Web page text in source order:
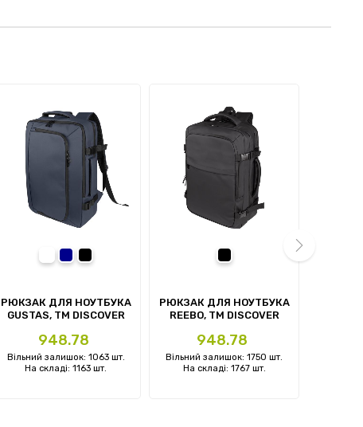
РЮКЗАК ДЛЯ НОУТБУКА
GUSTAS, ТМ DISCOVER
Ціна
948.78
Вільний залишок: 1063 шт.
На складі: 1163 шт.
РЮКЗАК ДЛЯ НОУТБУКА
REEBO, ТМ DISCOVER
Ціна
948.78
Вільний залишок: 1750 шт.
На складі: 1767 шт.